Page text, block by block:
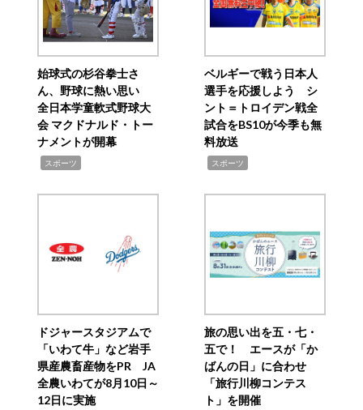
始球式の杉谷拳士さ
ん、野球に熱い思い
全日本学童軟式野球大
会 マクドナルド・トー
ナメントが開幕
スポーツ
ベルギーで戦う日本人
選手を応援しよう シ
ント＝トロイデン戦全
試合をBS10が今季も無
料放送
スポーツ
ドジャースタジアムで
「いわて牛」など岩手
県産農畜産物をPR JA
全農いわてが8月10日～
12日に実施
旅の思い出を五・七・
五で！ エースが「か
ばんの日」に合わせ
「旅行川柳コンテス
ト」を開催